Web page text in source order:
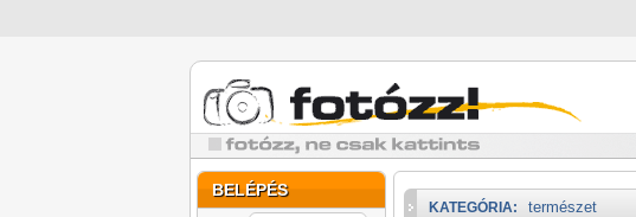
BELÉPÉS
KATEGÓRIA: természet